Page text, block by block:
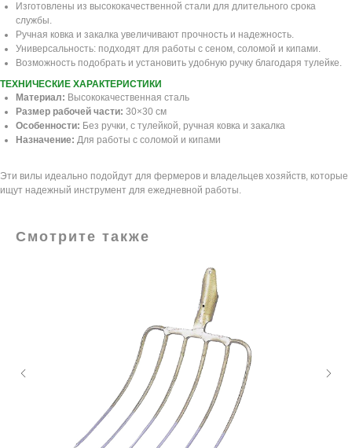
Изготовлены из высококачественной стали для длительного срока
службы.
Ручная ковка и закалка увеличивают прочность и надежность.
Универсальность: подходят для работы с сеном, соломой и кипами.
Возможность подобрать и установить удобную ручку благодаря тулейке.
ТЕХНИЧЕСКИЕ ХАРАКТЕРИСТИКИ
Материал: Высококачественная сталь
Размер рабочей части: 30×30 см
Особенности: Без ручки, с тулейкой, ручная ковка и закалка
Назначение: Для работы с соломой и кипами
Эти вилы идеально подойдут для фермеров и владельцев хозяйств, которые
ищут надежный инструмент для ежедневной работы.
Смотрите также